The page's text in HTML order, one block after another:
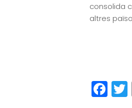
consolida
altres